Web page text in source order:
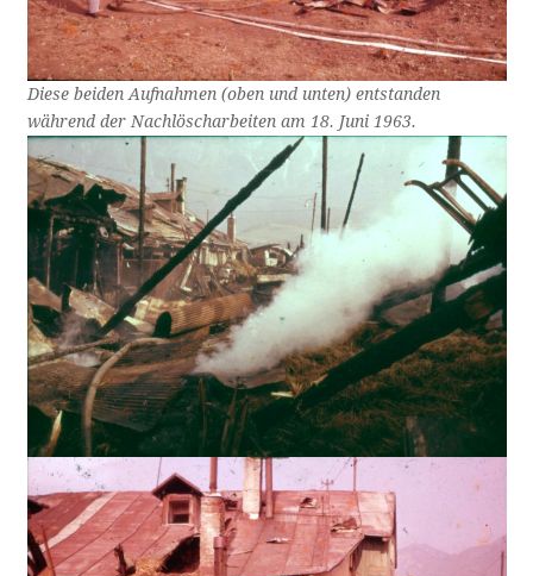
Diese beiden Aufnahmen (oben und unten) entstanden
während der Nachlöscharbeiten am 18. Juni 1963.